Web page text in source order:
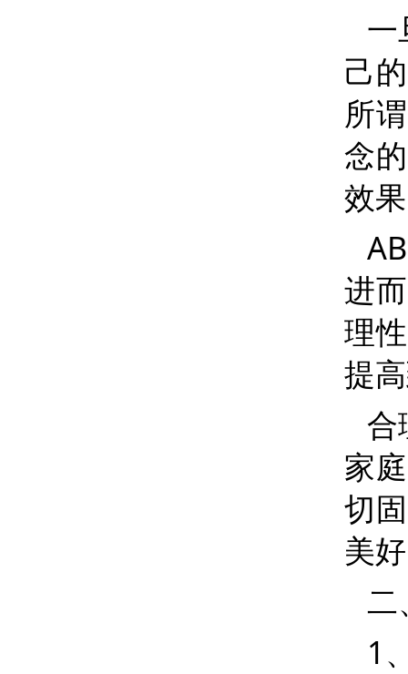
一
己
所
念
效果
进
理
提
合
家
切
美
二
1